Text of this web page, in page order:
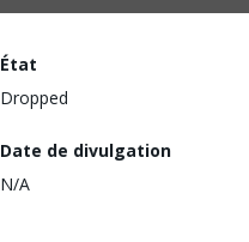
État
Dropped
Date de divulgation
N/A